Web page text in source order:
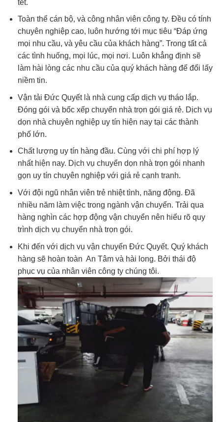
tết.
Toàn thể cán bộ, và công nhân viên công ty. Đều có tính
chuyên nghiệp cao, luôn hướng tới mục tiêu “Đáp ứng
mọi nhu cầu, và yêu cầu của khách hàng”. Trong tất cả
các tình huống, mọi lúc, mọi nơi. Luôn khẳng định sẽ
làm hài lòng các nhu cầu của quý khách hàng để đổi lấy
niềm tin.
Vận tải Đức Quyết là nhà cung cấp dịch vụ tháo lắp.
Đóng gói và bốc xếp chuyển nhà trọn gói giá rẻ. Dịch vụ
dọn nhà chuyên nghiệp uy tín hiện nay tại các thành
phố lớn.
Chất lượng uy tín hàng đầu. Cùng với chi phí hợp lý
nhất hiện nay. Dịch vụ chuyển dọn nhà trọn gói nhanh
gọn uy tín chuyên nghiệp với giá rẻ cạnh tranh.
Với đội ngũ nhân viên trẻ nhiệt tình, năng động. Đã
nhiều năm làm việc trong ngành vận chuyển. Trải qua
hàng nghìn các hợp động vận chuyển nên hiểu rõ quy
trình dịch vụ chuyển nhà trọn gói.
Khi đến với dịch vụ vận chuyển Đức Quyết. Quý khách
hàng sẽ hoàn toàn An Tâm và hài long. Bởi thái độ
phục vụ của nhân viên công ty chúng tôi.